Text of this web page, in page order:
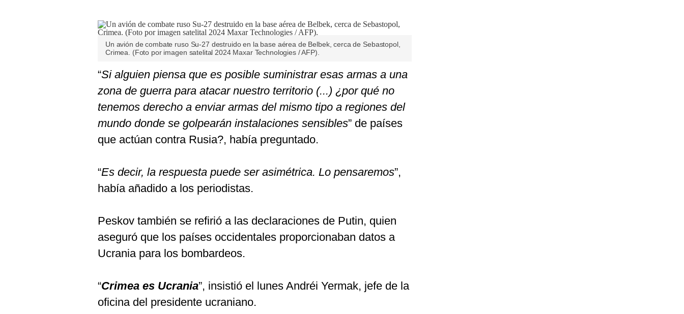
Un avión de combate ruso Su-27 destruido en la base aérea de Belbek, cerca de Sebastopol,
Crimea. (Foto por imagen satelital 2024 Maxar Technologies / AFP).
“Si alguien piensa que es posible suministrar esas armas a una
zona de guerra para atacar nuestro territorio (...) ¿por qué no
tenemos derecho a enviar armas del mismo tipo a regiones del
mundo donde se golpearán instalaciones sensibles” de países
que actúan contra Rusia?, había preguntado.
“Es decir, la respuesta puede ser asimétrica. Lo pensaremos”,
había añadido a los periodistas.
Peskov también se refirió a las declaraciones de Putin, quien
aseguró que los países occidentales proporcionaban datos a
Ucrania para los bombardeos.
“Crimea es Ucrania”, insistió el lunes Andréi Yermak, jefe de la
oficina del presidente ucraniano.